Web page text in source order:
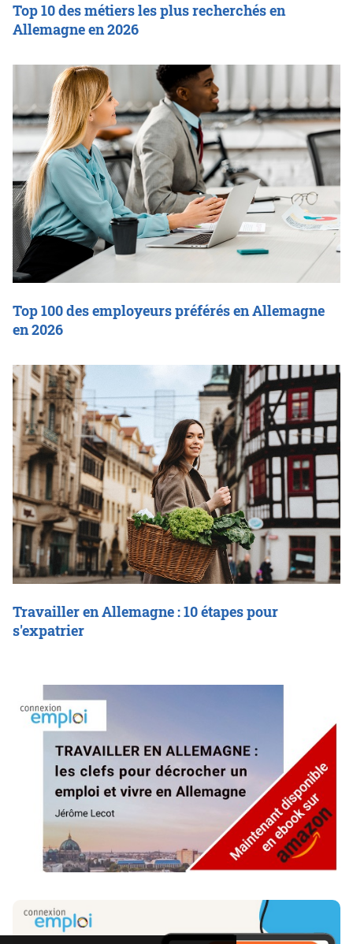
Top 10 des métiers les plus recherchés en
Allemagne en 2026
Top 100 des employeurs préférés en Allemagne
en 2026
Travailler en Allemagne : 10 étapes pour
s'expatrier